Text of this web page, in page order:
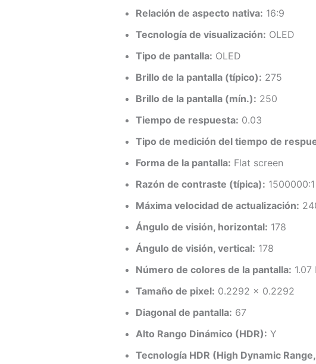
Relación de aspecto nativa: 16:9
Tecnología de visualización: OLED
Tipo de pantalla: OLED
Brillo de la pantalla (típico): 275
Brillo de la pantalla (mín.): 250
Tiempo de respuesta: 0.03
Tipo de medición del tiempo de
Forma de la pantalla: Flat screen
Razón de contraste (típica): 1500000:1
Máxima velocidad de actualización:
Ángulo de visión, horizontal: 178
Ángulo de visión, vertical: 178
Número de colores de la pantalla:
Tamaño de pixel: 0.2292 x 0.2292
Diagonal de pantalla: 67
Alto Rango Dinámico (HDR): Y
Tecnología HDR (High Dynamic